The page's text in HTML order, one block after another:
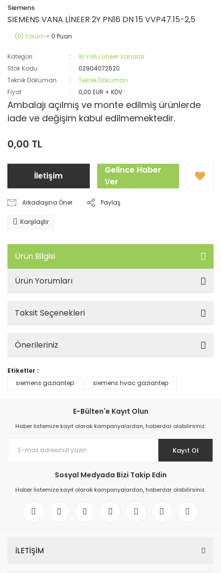
Siemens
SIEMENS VANA LİNEER 2Y PN16 DN 15 VVP47.15-2,5
(0) Yorum - 0 Puan
Kategori
İki Yollu Lineer Vanalar
Stok Kodu
02904072620
Teknik Döküman
Teknik Döküman
Fiyat
0,00 EUR + KDV
Ambalajı açılmış ve monte edilmiş ürünlerde
iade ve değişim kabul edilmemektedir.
0,00 TL
İletişim
Gelince Haber
Ver
Arkadaşına Öner Paylaş
Karşılaştır
Ürün Bilgisi
Ürün Yorumları
Taksit Seçenekleri
Önerileriniz
Etiketler :
siemens gaziantep
siemens hvac gaziantep
E-Bülten'e Kayıt Olun
Haber listemize kayıt olarak kampanyalardan, haberdar olabilirsiniz.
Kayıt Ol
Sosyal Medyada Bizi Takip Edin
Haber listemize kayıt olarak kampanyalardan, haberdar olabilirsiniz.
İLETİŞİM